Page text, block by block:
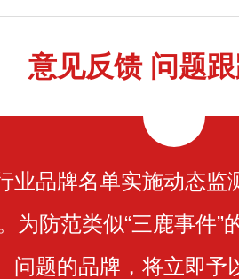
意见反馈 问题
业品牌名单实施动态监
为防范类似“三鹿事件”
问题的品牌，将立即予